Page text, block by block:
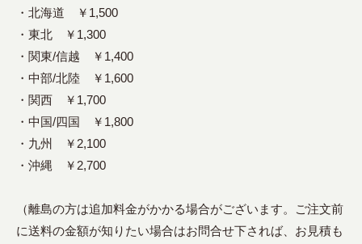
・北海道 ￥1,500
・東北 ￥1,300
・関東/信越 ￥1,400
・中部/北陸 ￥1,600
・関西 ￥1,700
・中国/四国 ￥1,800
・九州 ￥2,100
・沖縄 ￥2,700
（離島の方は追加料金がかかる場合がございます。ご注文前
に送料の金額が知りたい場合はお問合せ下されば、お見積も